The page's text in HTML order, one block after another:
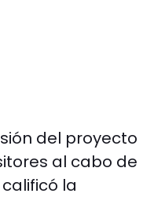
del proyecto
al cabo de
la